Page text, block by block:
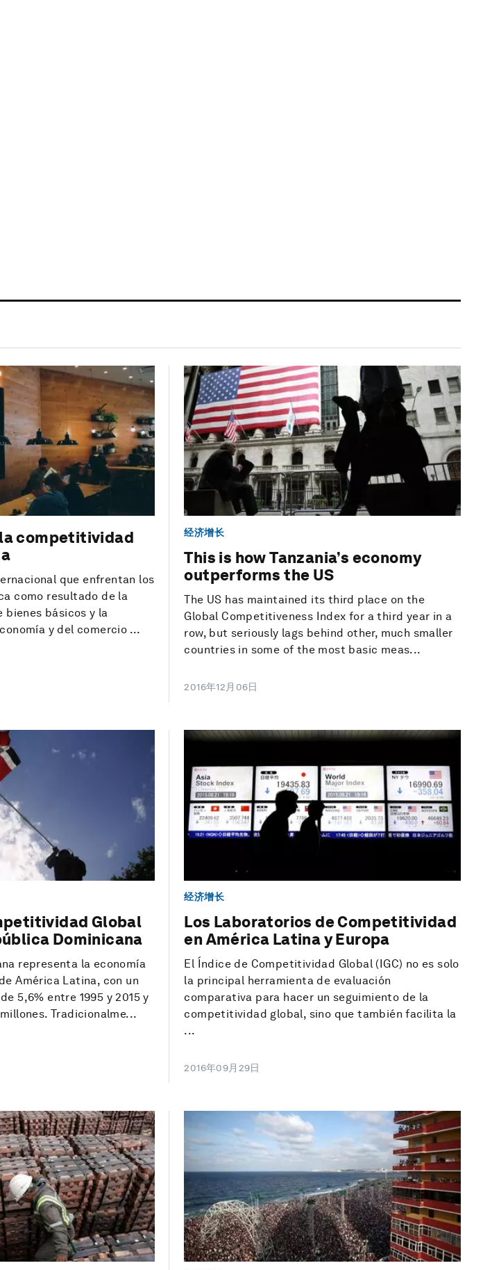
competitividad
que enfrentan los
como resultado de la
bienes básicos y la
y del comercio ...
经济增长
This is how Tanzania’s economy
outperforms the US
The US has maintained its third place on the
Global Competitiveness Index for a third year in a
row, but seriously lags behind other, much smaller
countries in some of the most basic meas...
2016年12月06日
Global
Dominicana
representa la economía
América Latina, con un
5,6% entre 1995 y 2015 y
Tradicionalme...
经济增长
Los Laboratorios de Competitividad
en América Latina y Europa
El Índice de Competitividad Global (IGC) no es solo
la principal herramienta de evaluación
comparativa para hacer un seguimiento de la
competitividad global, sino que también facilita la
...
2016年09月29日